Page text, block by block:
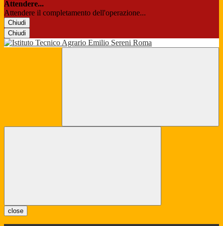
Attendere...
Attendere il completamento dell'operazione...
Chiudi
Chiudi
close